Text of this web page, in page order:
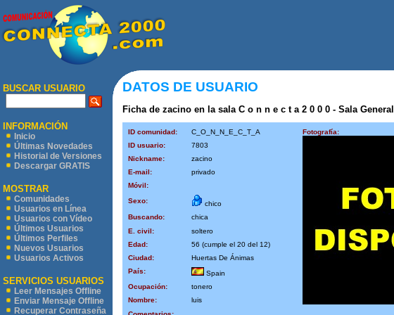
BUSCAR USUARIO
INFORMACIÓN
Inicio
Últimas Novedades
Historial de Versiones
Descargar GRATIS
MOSTRAR
Comunidades
Usuarios en Línea
Usuarios con Vídeo
Últimos Usuarios
Últimos Perfiles
Nuevos Usuarios
Usuarios Activos
SERVICIOS USUARIOS
Leer Mensajes Offline
Enviar Mensaje Offline
Recuperar Contraseña
DATOS DE USUARIO
Ficha de zacino en la sala C o n n e c t a 2 0 0 0 - Sala General
ID comunidad: C_O_N_N_E_C_T_A
Fotografía:
ID usuario:
7803
Nickname:
zacino
E-mail:
privado
Móvil:
Sexo:
chico
Buscando:
chica
E. civil:
soltero
Edad:
56 (cumple el 20 del 12)
Ciudad:
Huertas De Ánimas
País:
Spain
Ocupación:
tonero
Nombre:
luis